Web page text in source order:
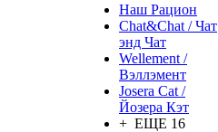
Наш Рацион
Chat&Chat / Чат
энд Чат
Wellement /
Вэллэмент
Josera Cat /
Йозера Кэт
+ ЕЩЕ 16